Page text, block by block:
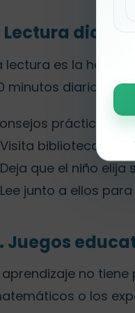
Lectura diaria:
lectura es la
minutos diarios a
prácticos:
bibliotecas
que el niño elija
junto a ellos
Juegos
aprendizaje no
o los